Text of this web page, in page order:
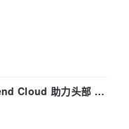
Cloud 助力头部 AI